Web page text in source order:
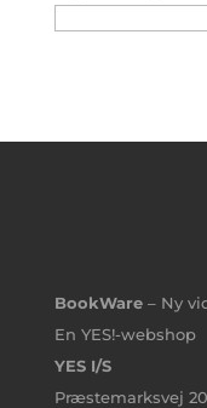
BookWare– Ny
En YES!-webshop
YES I/S
Præstemarksvej 20